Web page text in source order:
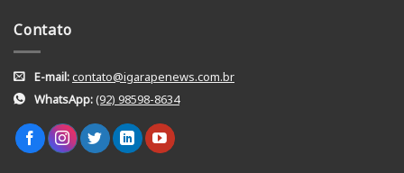
Contato
E-mail:contato@igarapenews.com.br
WhatsApp:(92) 98598-8634